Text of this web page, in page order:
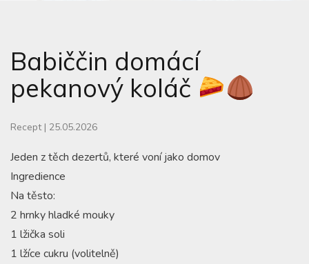
Babiččin domácí
pekanový koláč
Recept | 25.05.2026
Jeden z těch dezertů, které voní jako domov
Ingredience
Na těsto:
2 hrnky hladké mouky
1 lžička soli
1 lžíce cukru (volitelně)